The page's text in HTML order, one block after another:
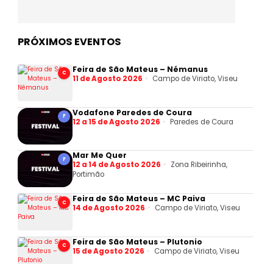
PRÓXIMOS EVENTOS
C Feira de São Mateus – Némanus
11 de Agosto 2026 Campo de Viriato, Viseu
F Vodafone Paredes de Coura
12 a 15 de Agosto 2026 Paredes de Coura
F Mar Me Quer
12 a 14 de Agosto 2026
Zona Ribeirinha,
Portimão
C Feira de São Mateus – MC Paiva
14 de Agosto 2026 Campo de Viriato, Viseu
C Feira de São Mateus – Plutonio
15 de Agosto 2026 Campo de Viriato, Viseu